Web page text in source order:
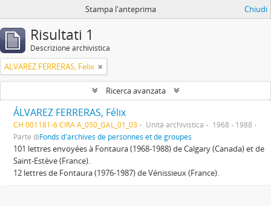
Stampa l'anteprima Chiudi
Risultati 1
Descrizione archivistica
ALVAREZ FERRERAS, Felix
Ricerca avanzata
ÁLVAREZ FERRERAS, Félix
CH 001181-6 CIRA A_050_GAL_01_03 Unità archivistica
1968 - 1988
Parte diFonds d'archives de personnes et de groupes
101 lettres envoyées à Fontaura (1968-1988) de Calgary (Canada) et de
Saint-Estève (France).
12 lettres de Fontaura (1976-1987) de Vénissieux (France).